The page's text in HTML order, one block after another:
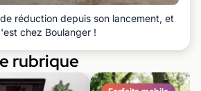
réduction depuis son lancement, et
chez Boulanger !
rubrique